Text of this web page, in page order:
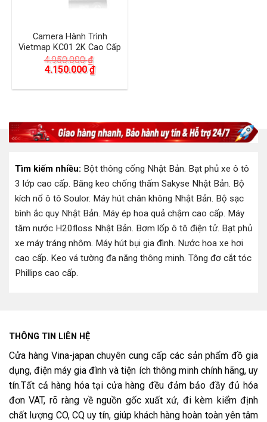
Camera Hành Trình
Vietmap KC01 2K Cao Cấp
4.950.000₫
Giá
là:
4.150.000₫Giá
hiện
tại
Tìm kiếm nhiều: Bột thông cống Nhật Bản. Bạt phủ xe ô tô
3 lớp cao cấp. Băng keo chống thấm Sakyse Nhật Bản. Bộ
kích nổ ô tô Soulor. Máy hút chân không Nhật Bản. Bộ sạc
bình ắc quy Nhật Bản. Máy ép hoa quả chậm cao cấp. Máy
tăm nước H20floss Nhật Bản. Bơm lốp ô tô điện tử. Bạt phủ
xe máy tráng nhôm. Máy hút bụi gia đình. Nước hoa xe hơi
cao cấp. Keo vá tường đa năng thông minh. Tông đơ cắt tóc
Phillips cao cấp.
THÔNG TIN LIÊN HỆ
Cửa hàng Vina-japan chuyên cung cấp các sản phẩm đồ gia
dụng, điện máy gia đình và tiện ích thông minh chính hãng, uy
tín.Tất cả hàng hóa tại cửa hàng đều đảm bảo đầy đủ hóa
đơn VAT, rõ ràng về nguồn gốc xuất xứ, đi kèm kiểm định
chất lượng CO, CQ uy tín, giúp khách hàng hoàn toàn yên tâm